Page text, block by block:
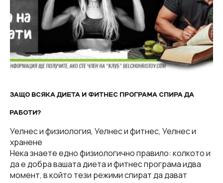
ЗАЩО ВСЯКА ДИЕТА И ФИТНЕС ПРОГРАМА СПИРА ДА
РАБОТИ?
Уелнес и физиология, Уелнес и фитнес, Уелнес и
хранене
Нека знаете едно физиологично правило: колкото и
да е добра вашата диета и фитнес програма идва
момент, в който тези режими спират да дават